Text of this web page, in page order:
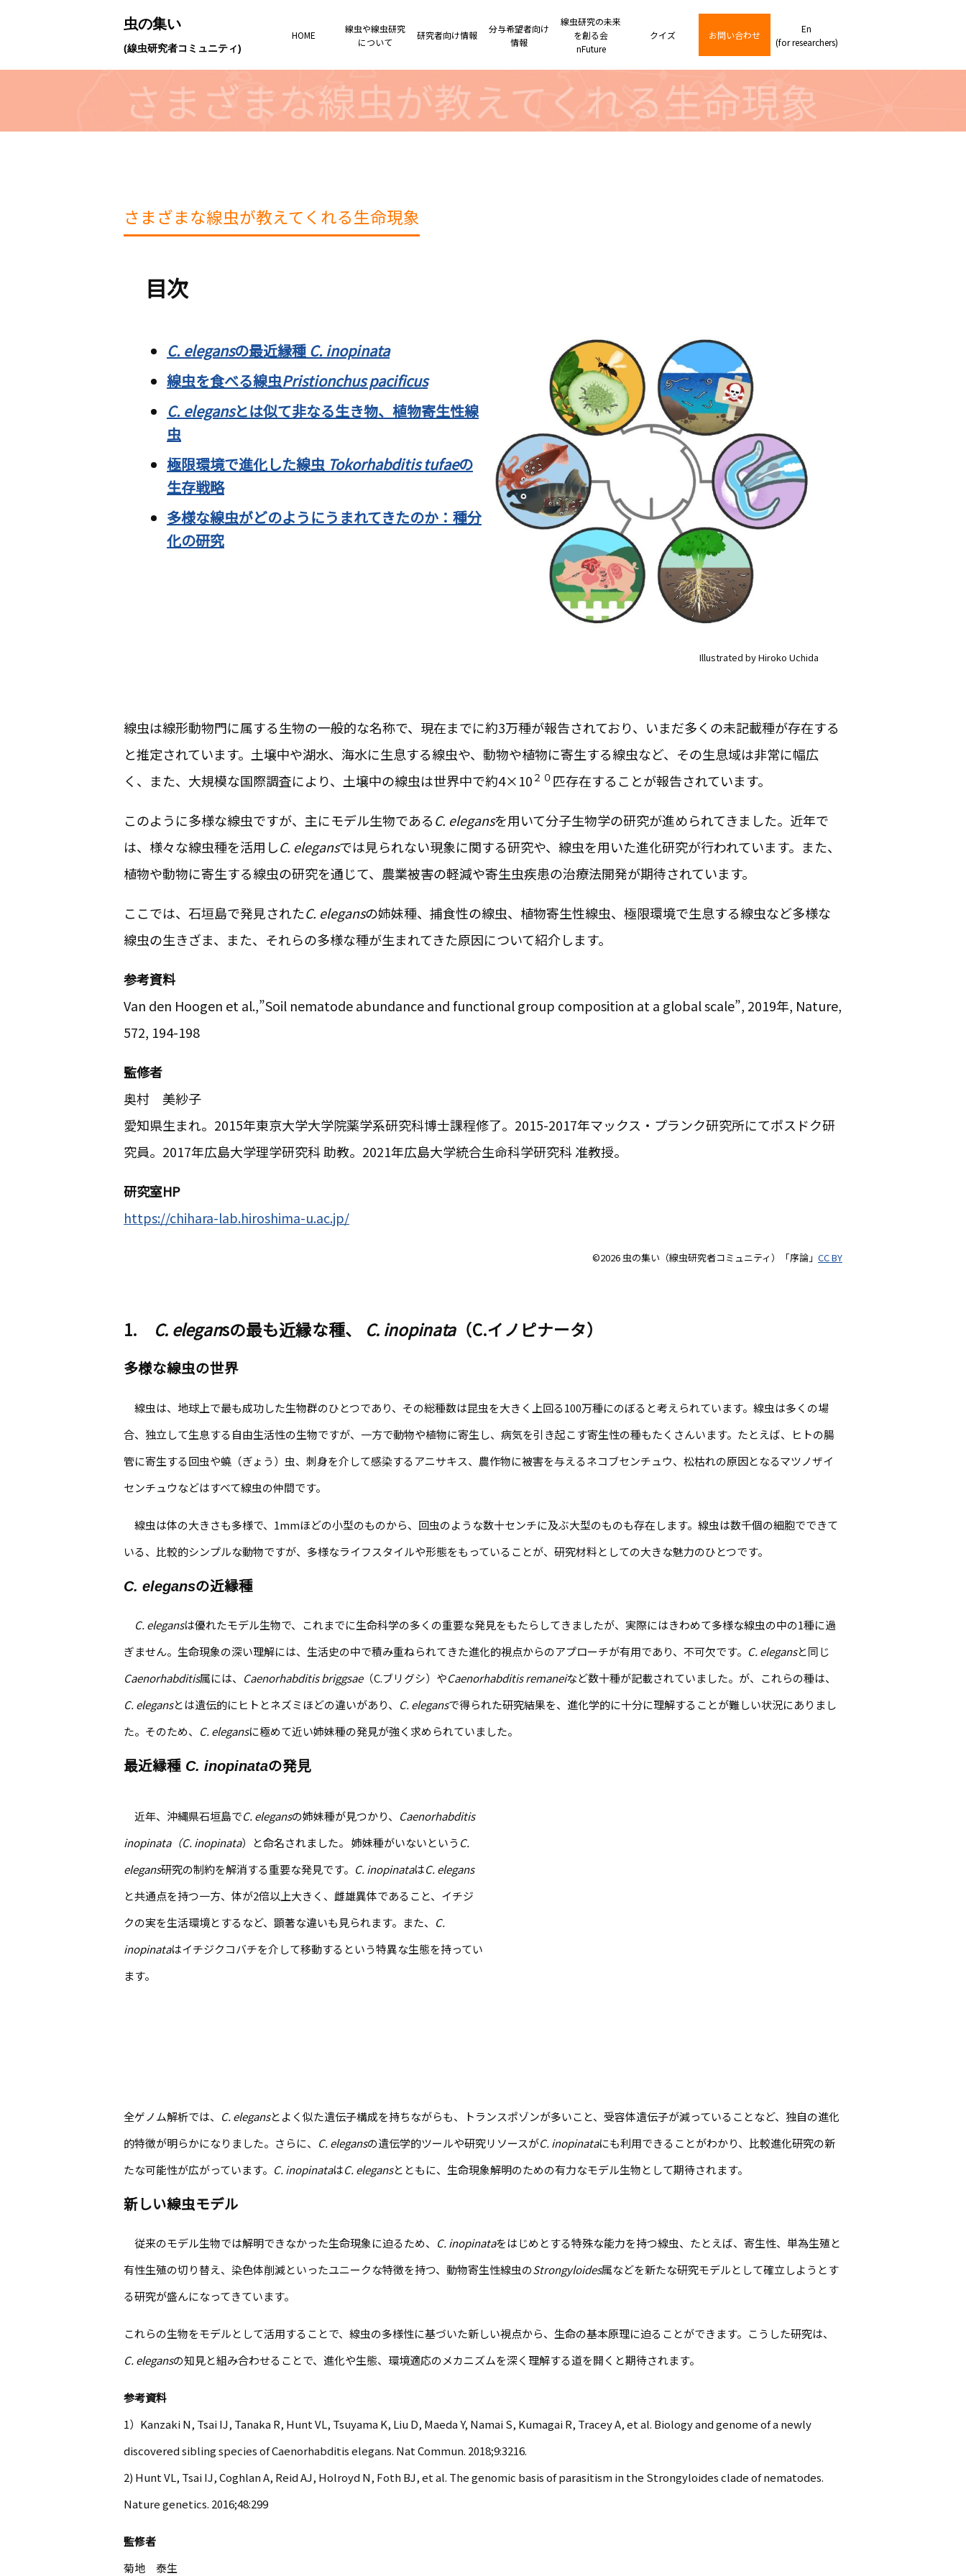
虫の集い
(線虫研究者コミュニティ)
HOME
線虫や線虫研究
について
研究者向け情報
分与希望者向け
情報
線虫研究の未来
を創る会
nFuture
クイズ お問い合わせ
En
(for researchers)
さまざまな線虫が教えてくれる生命現象
さまざまな線虫が教えてくれる生命現象
目次
C. elegansの最近縁種 C. inopinata
線虫を食べる線虫Pristionchus pacificus
C. elegansとは似て非なる生き物、植物寄生性線
虫
極限環境で進化した線虫 Tokorhabditis tufaeの
生存戦略
多様な線虫がどのようにうまれてきたのか：種分
化の研究
Illustrated by Hiroko Uchida
線虫は線形動物門に属する生物の一般的な名称で、現在までに約3万種が報告されており、いまだ多くの未記載種が存在する
と推定されています。土壌中や湖水、海水に生息する線虫や、動物や植物に寄生する線虫など、その生息域は非常に幅広
く、また、大規模な国際調査により、土壌中の線虫は世界中で約4×10 ２０ 匹存在することが報告されています。
このように多様な線虫ですが、主にモデル生物であるC. elegansを用いて分子生物学の研究が進められてきました。近年で
は、様々な線虫種を活用しC. elegansでは見られない現象に関する研究や、線虫を用いた進化研究が行われています。また、
植物や動物に寄生する線虫の研究を通じて、農業被害の軽減や寄生虫疾患の治療法開発が期待されています。
ここでは、石垣島で発見されたC. elegansの姉妹種、捕食性の線虫、植物寄生性線虫、極限環境で生息する線虫など多様な
線虫の生きざま、また、それらの多様な種が生まれてきた原因について紹介します。
参考資料
Van den Hoogen et al.,”Soil nematode abundance and functional group composition at a global scale”, 2019年, Nature,
572, 194-198
監修者
奥村 美紗子
愛知県生まれ。2015年東京大学大学院薬学系研究科博士課程修了。2015-2017年マックス・プランク研究所にてポスドク研
究員。2017年広島大学理学研究科 助教。2021年広島大学統合生命科学研究科 准教授。
研究室HP
https://chihara-lab.hiroshima-u.ac.jp/
©2026 虫の集い（線虫研究者コミュニティ）「序論」 CC BY
1. C. elegansの最も近縁な種、 C. inopinata（C.イノピナータ）
多様な線虫の世界
線虫は、地球上で最も成功した生物群のひとつであり、その総種数は昆虫を大きく上回る100万種にのぼると考えられています。線虫は多くの場
合、独立して生息する自由生活性の生物ですが、一方で動物や植物に寄生し、病気を引き起こす寄生性の種もたくさんいます。たとえば、ヒトの腸
管に寄生する回虫や蟯（ぎょう）虫、刺身を介して感染するアニサキス、農作物に被害を与えるネコブセンチュウ、松枯れの原因となるマツノザイ
センチュウなどはすべて線虫の仲間です。
線虫は体の大きさも多様で、1mmほどの小型のものから、回虫のような数十センチに及ぶ大型のものも存在します。線虫は数千個の細胞でできて
いる、比較的シンプルな動物ですが、多様なライフスタイルや形態をもっていることが、研究材料としての大きな魅力のひとつです。
C. elegansの近縁種
C. elegansは優れたモデル生物で、これまでに生命科学の多くの重要な発見をもたらしてきましたが、実際にはきわめて多様な線虫の中の1種に過
ぎません。生命現象の深い理解には、生活史の中で積み重ねられてきた進化的視点からのアプローチが有用であり、不可欠です。 C. elegansと同じ
Caenorhabditis属には、 Caenorhabditis briggsae（C.ブリグシ）やCaenorhabditis remaneiなど数十種が記載されていました。が、これらの種は、
C. elegansとは遺伝的にヒトとネズミほどの違いがあり、 C. elegansで得られた研究結果を、進化学的に十分に理解することが難しい状況にありまし
た。そのため、 C. elegansに極めて近い姉妹種の発見が強く求められていました。
最近縁種 C. inopinataの発見
近年、沖縄県石垣島でC. elegansの姉妹種が見つかり、 Caenorhabditis
inopinata（C. inopinata）と命名されました。 姉妹種がいないという C.
elegans研究の制約を解消する重要な発見です。 C. inopinataはC. elegans
と共通点を持つ一方、体が2倍以上大きく、雌雄異体であること、イチジ
クの実を生活環境とするなど、顕著な違いも見られます。また、 C.
inopinataはイチジクコバチを介して移動するという特異な生態を持ってい
ます。
全ゲノム解析では、 C. elegansとよく似た遺伝子構成を持ちながらも、トランスポゾンが多いこと、受容体遺伝子が減っていることなど、独自の進化
的特徴が明らかになりました。さらに、 C. elegansの遺伝学的ツールや研究リソースがC. inopinataにも利用できることがわかり、比較進化研究の新
たな可能性が広がっています。 C. inopinataはC. elegansとともに、生命現象解明のための有力なモデル生物として期待されます。
新しい線虫モデル
従来のモデル生物では解明できなかった生命現象に迫るため、 C. inopinataをはじめとする特殊な能力を持つ線虫、たとえば、寄生性、単為生殖と
有性生殖の切り替え、染色体削減といったユニークな特徴を持つ、動物寄生性線虫のStrongyloides属などを新たな研究モデルとして確立しようとす
る研究が盛んになってきています。
これらの生物をモデルとして活用することで、線虫の多様性に基づいた新しい視点から、生命の基本原理に迫ることができます。こうした研究は、
C. elegansの知見と組み合わせることで、進化や生態、環境適応のメカニズムを深く理解する道を開くと期待されます。
参考資料
1）Kanzaki N, Tsai IJ, Tanaka R, Hunt VL, Tsuyama K, Liu D, Maeda Y, Namai S, Kumagai R, Tracey A, et al. Biology and genome of a newly
discovered sibling species of Caenorhabditis elegans. Nat Commun. 2018;9:3216.
2) Hunt VL, Tsai IJ, Coghlan A, Reid AJ, Holroyd N, Foth BJ, et al. The genomic basis of parasitism in the Strongyloides clade of nematodes.
Nature genetics. 2016;48:299
監修者
菊地 泰生